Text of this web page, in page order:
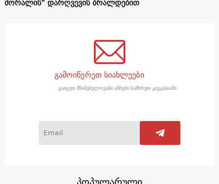
გამოიწერეთ სიახლეები
გაიგეთ მნიშვნელოვანი ამბები სამხრეთ კავკასიაში